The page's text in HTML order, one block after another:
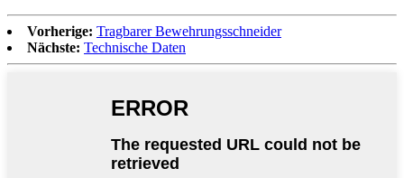
Vorherige: Tragbarer Bewehrungsschneider
Nächste: Technische Daten